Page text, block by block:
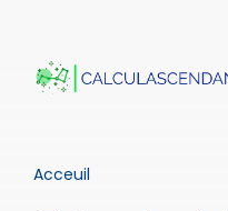
Acceuil